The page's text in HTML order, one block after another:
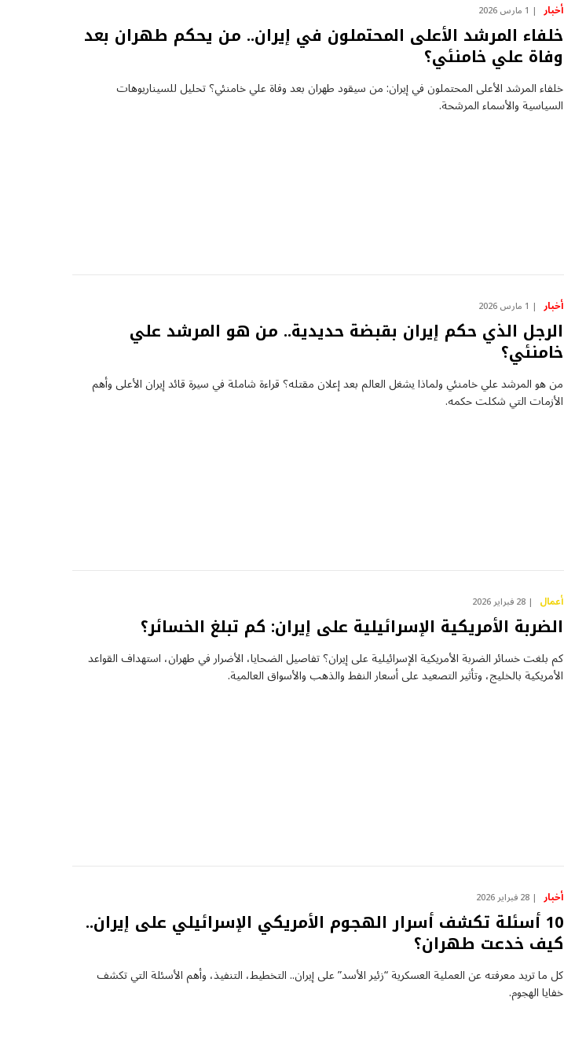
أخبار 1 مارس 2026
خلفاء المرشد الأعلى المحتملون في إيران.. من يحكم طهران بعد
وفاة علي خامنئي؟
خلفاء المرشد الأعلى المحتملون في إيران: من سيقود طهران بعد وفاة علي خامنئي؟ تحليل للسيناريوهات
السياسية والأسماء المرشحة.
أخبار 1 مارس 2026
الرجل الذي حكم إيران بقبضة حديدية.. من هو المرشد علي
خامنئي؟
من هو المرشد علي خامنئي ولماذا يشغل العالم بعد إعلان مقتله؟ قراءة شاملة في سيرة قائد إيران الأعلى وأهم
الأزمات التي شكلت حكمه.
أعمال 28 فبراير 2026
الضربة الأمريكية الإسرائيلية على إيران: كم تبلغ الخسائر؟
كم بلغت خسائر الضربة الأمريكية الإسرائيلية على إيران؟ تفاصيل الضحايا، الأضرار في طهران، استهداف القواعد
الأمريكية بالخليج، وتأثير التصعيد على أسعار النفط والذهب والأسواق العالمية.
أخبار 28 فبراير 2026
10 أسئلة تكشف أسرار الهجوم الأمريكي الإسرائيلي على إيران..
كيف خدعت طهران؟
كل ما تريد معرفته عن العملية العسكرية “زئير الأسد” على إيران.. التخطيط، التنفيذ، وأهم الأسئلة التي تكشف
خفايا الهجوم.